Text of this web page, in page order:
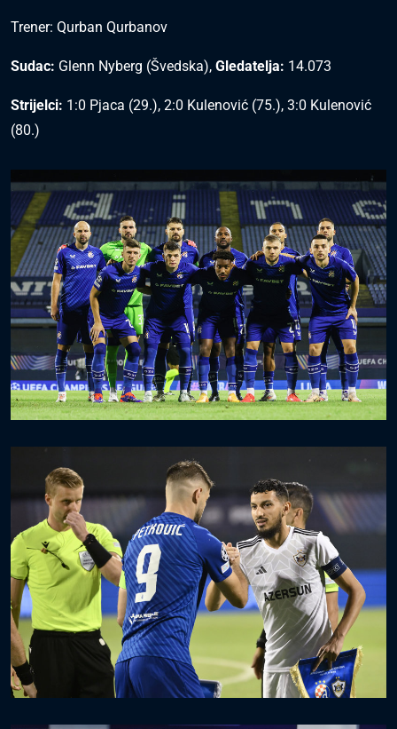
Trener: Qurban Qurbanov
Sudac: Glenn Nyberg (Švedska), Gledatelja: 14.073
Strijelci: 1:0 Pjaca (29.), 2:0 Kulenović (75.), 3:0 Kulenović
(80.)